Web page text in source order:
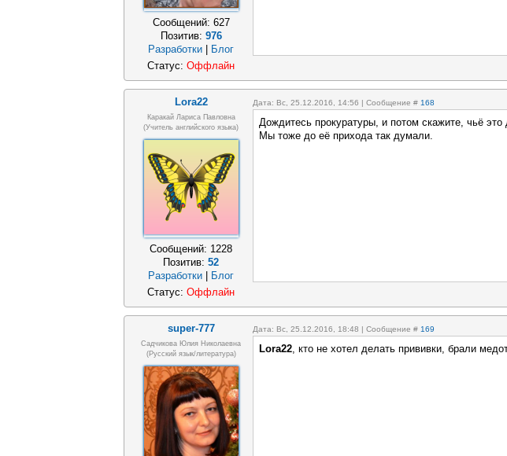
Сообщений: 627
Позитив: 976
Разработки | Блог
Статус: Оффлайн
Lora22 Дата: Вс, 25.12.2016, 14:56 | Сообщение # 168
Каракай Лариса Павловна
(учитель английского языка)
Сообщений: 1228
Позитив: 52
Разработки
Блог
Дождитесь прокуратуры, и потом скажите, чьё это
Мы тоже до её прихода так думали.
Статус: Оффлайн
super-777 Дата: Вс, 25.12.2016, 18:48 | Сообщение # 169
Садчикова Юлия Николаевна
(русский язык/литература)
Lora22, кто не хотел делать прививки, брали